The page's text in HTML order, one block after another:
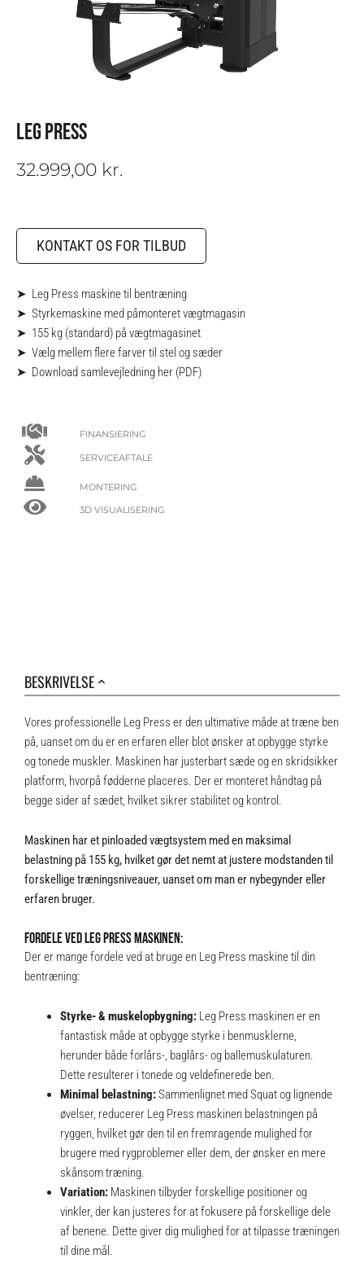
LEG PRESS
32.999,00 kr.
KONTAKT OS FOR TILBUD
➤ Leg Press maskine til bentræning
➤ Styrkemaskine med påmonteret vægtmagasin
➤ 155 kg (standard) på vægtmagasinet
➤ Vælg mellem flere farver til stel og sæder
➤ Download samlevejledning her (PDF)
FINANSIERING
SERVICEAFTALE
MONTERING
3D VISUALISERING
BESKRIVELSE
Vores professionelle Leg Press er den ultimative måde at træne ben
på, uanset om du er en erfaren eller blot ønsker at opbygge styrke
og tonede muskler. Maskinen har justerbart sæde og en skridsikker
platform, hvorpå fødderne placeres. Der er monteret håndtag på
begge sider af sædet, hvilket sikrer stabilitet og kontrol.
Maskinen har et pinloaded vægtsystem med en maksimal
belastning på 155 kg, hvilket gør det nemt at justere modstanden til
forskellige træningsniveauer, uanset om man er nybegynder eller
erfaren bruger.
FORDELE VED LEG PRESS MASKINEN:
Der er mange fordele ved at bruge en Leg Press maskine til din
bentræning:
Styrke- & muskelopbygning:Leg Press maskinen er en
fantastisk måde at opbygge styrke i benmusklerne,
herunder både forlårs-, baglårs- og ballemuskulaturen.
Dette resulterer i tonede og veldefinerede ben.
Minimal belastning:Sammenlignet med Squat og lignende
øvelser, reducerer Leg Press maskinen belastningen på
ryggen, hvilket gør den til en fremragende mulighed for
brugere med rygproblemer eller dem, der ønsker en mere
skånsom træning.
Variation:Maskinen tilbyder forskellige positioner og
vinkler, der kan justeres for at fokusere på forskellige dele
af benene. Dette giver dig mulighed for at tilpasse træningen
til dine mål.